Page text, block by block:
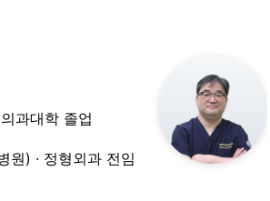
과대학 졸업
원) · 정형외과 전임